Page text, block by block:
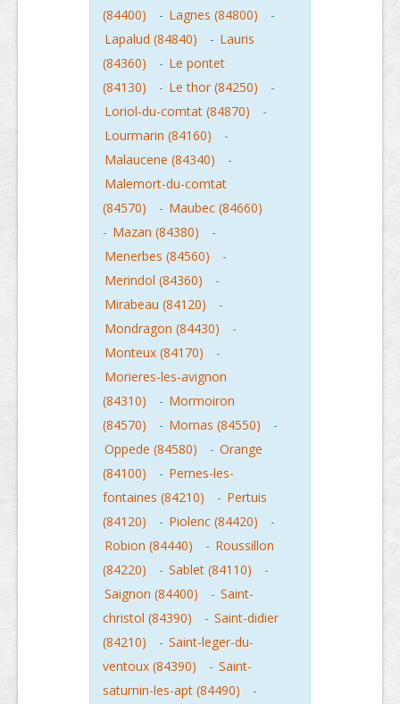
(84400)
- Lagnes (84800)
-
Lapalud (84840)
- Lauris
(84360)
- Le pontet
(84130)
- Le thor (84250)
-
Loriol-du-comtat (84870)
-
Lourmarin (84160)
-
Malaucene (84340)
-
Malemort-du-comtat
(84570)
- Maubec (84660)
- Mazan (84380)
-
Menerbes (84560)
-
Merindol (84360)
-
Mirabeau (84120)
-
Mondragon (84430)
-
Monteux (84170)
-
Morieres-les-avignon
(84310)
- Mormoiron
(84570)
- Mornas (84550)
-
Oppede (84580)
- Orange
(84100)
- Pernes-les-
fontaines (84210)
- Pertuis
(84120)
- Piolenc (84420)
-
Robion (84440)
- Roussillon
(84220)
- Sablet (84110)
-
Saignon (84400)
- Saint-
christol (84390)
- Saint-didier
(84210)
- Saint-leger-du-
ventoux (84390)
- Saint-
saturnin-les-apt (84490)
-